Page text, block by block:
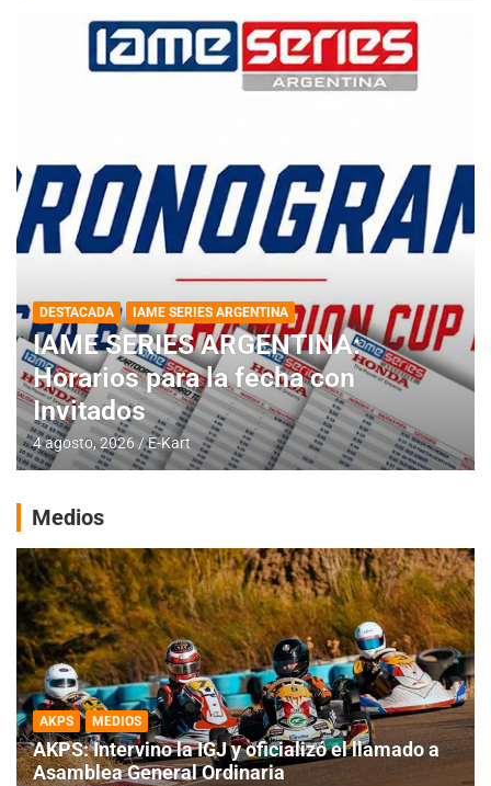
DESTACADA IAME SERIES ARGENTINA
IAME SERIES ARGENTINA:
Horarios para la fecha con
Invitados
4 agosto, 2026 E-Kart
Medios
AKPS MEDIOS
AKPS: Intervino la IGJ y oficializó el llamado a
Asamblea General Ordinaria